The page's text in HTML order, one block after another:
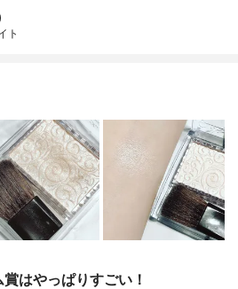
ト
はやっぱりすごい！